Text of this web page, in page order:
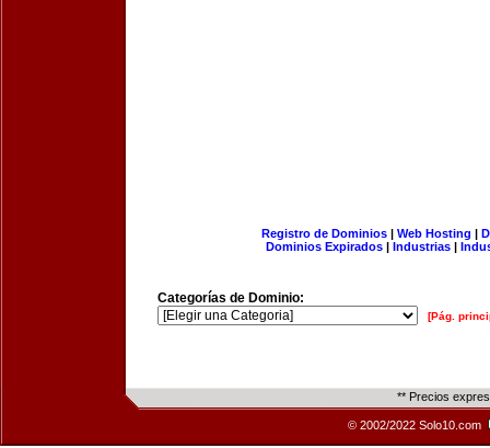
Registro de Dominios| Web Hosting |
Dominios Expirados | Industrias |
Categorías de Dominio:
[Pág.
** Precios
© 2002/2022 Solo10.com